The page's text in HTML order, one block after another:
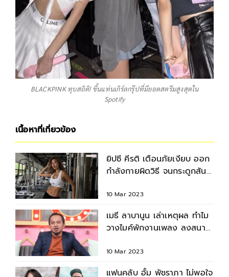
BLACKPINK ทุบสถิติ! ขึ้นแท่นเกิร์ลกรุ๊ปที่มียอดสตรีมสูงสุดใน
Spotify
เนื้อหาที่เกี่ยวข้อง
ยิปซี คีรติ เตือนภัยเงียบ ออก
กำลังกายผิดวิธี จนกระดูกสัน
10 Mar 2023
เมธี ลาบานูน เล่าเหตุผล ทำไม
วางไมค์พักงานเพลง ลงสนาม
10 Mar 2023
แฟนคลับ อั้ม พัชราภา ไม่พอใจ